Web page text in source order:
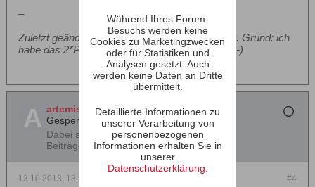
Zuletzt geändert vonartemis;13.10.2013, 13:20 . Grund: ich
habe das 2*PI im fseinbau vergessen - omega ;-)
artemis
Gesperrt
Dabei seit:
29.08.2013
Beiträge:
263
#4
13.10.2013, 13:28
Während Ihres Forum-
Besuchs werden keine
Cookies zu Marketingzwecken
oder für Statistiken und
Analysen gesetzt. Auch
werden keine Daten an Dritte
übermittelt.
Detaillierte Informationen zu
unserer Verarbeitung von
personenbezogenen
Informationen erhalten Sie in
unserer
Datenschutzerklärung